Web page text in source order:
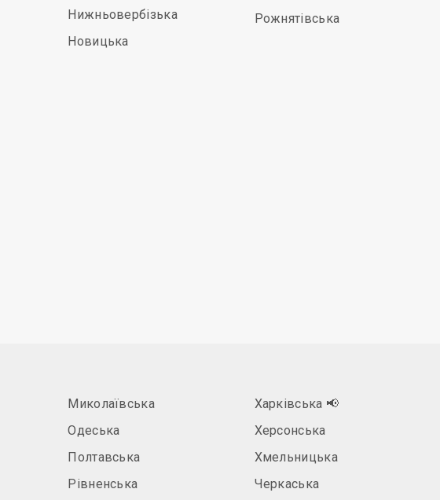
Нижньовербізька
Новицька
Рожнятівська
Миколаївська
Одеська
Полтавська
Рівненська
Харківська 📢
Херсонська
Хмельницька
Черкаська